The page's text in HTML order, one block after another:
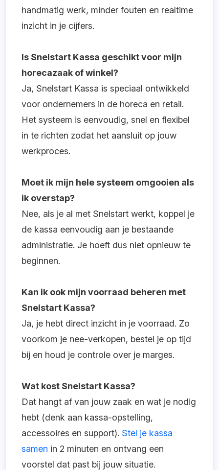
handmatig werk, minder fouten en realtime
inzicht in je cijfers.
Is Snelstart Kassa geschikt voor mijn
horecazaak of winkel?
Ja, Snelstart Kassa is speciaal ontwikkeld
voor ondernemers in de horeca en retail.
Het systeem is eenvoudig, snel en flexibel
in te richten zodat het aansluit op jouw
werkproces.
Moet ik mijn hele systeem omgooien als
ik overstap?
Nee, als je al met Snelstart werkt, koppel je
de kassa eenvoudig aan je bestaande
administratie. Je hoeft dus niet opnieuw te
beginnen.
Kan ik ook mijn voorraad beheren met
Snelstart Kassa?
Ja, je hebt direct inzicht in je voorraad. Zo
voorkom je nee-verkopen, bestel je op tijd
bij en houd je controle over je marges.
Wat kost Snelstart Kassa?
Dat hangt af van jouw zaak en wat je nodig
hebt (denk aan kassa-opstelling,
accessoires en support). Stel je kassa
samen in 2 minuten en ontvang een
voorstel dat past bij jouw situatie.